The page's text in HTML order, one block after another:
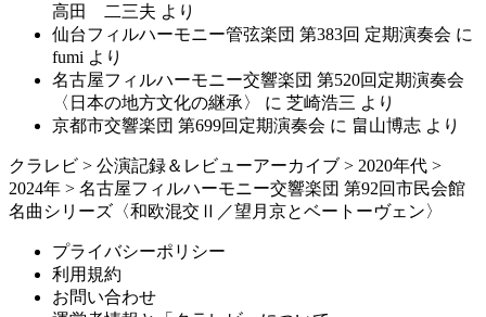
高田 二三夫 より
仙台フィルハーモニー管弦楽団 第383回 定期演奏会 に
fumi より
名古屋フィルハーモニー交響楽団 第520回定期演奏会
〈日本の地方文化の継承〉
に 芝崎浩三 より
京都市交響楽団 第699回定期演奏会 に 畠山博志 より
クラレビ > 公演記録＆レビューアーカイブ > 2020年代 >
2024年 > 名古屋フィルハーモニー交響楽団 第92回市民会館
名曲シリーズ〈和欧混交Ⅱ／望月京とベートーヴェン〉
プライバシーポリシー
利用規約
お問い合わせ